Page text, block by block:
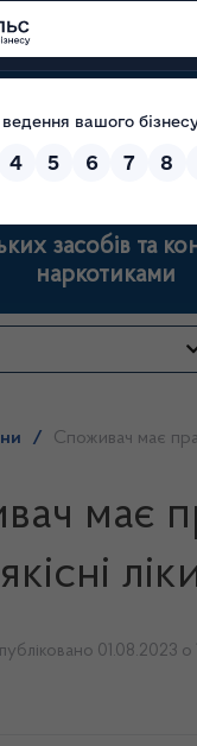
служба
засобів та
наркотиками
/ Споживач має
має
якісні
01.08.2023 о